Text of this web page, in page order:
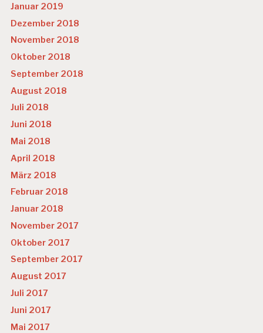
Januar 2019
Dezember 2018
November 2018
Oktober 2018
September 2018
August 2018
Juli 2018
Juni 2018
Mai 2018
April 2018
März 2018
Februar 2018
Januar 2018
November 2017
Oktober 2017
September 2017
August 2017
Juli 2017
Juni 2017
Mai 2017